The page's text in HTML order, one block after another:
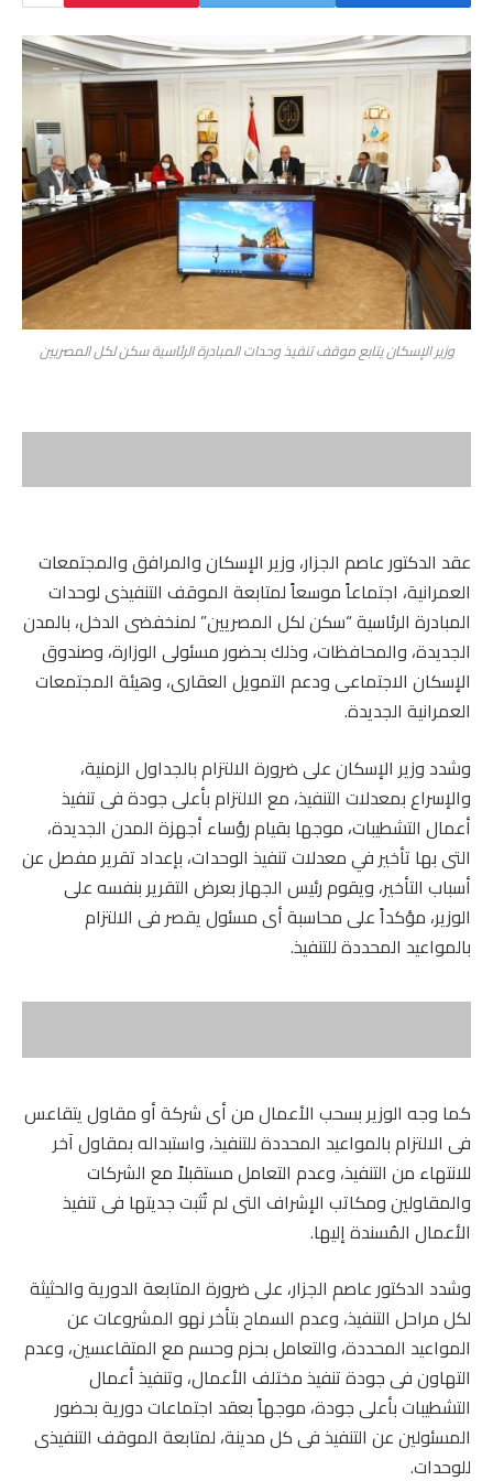
وزير الإسكان يتابع موقف تنفيذ وحدات المبادرة الرئاسية سكن لكل المصريين
عقد الدكتور عاصم الجزار، وزير الإسكان والمرافق والمجتمعات
العمرانية، اجتماعاً موسعاً لمتابعة الموقف التنفيذى لوحدات
المبادرة الرئاسية “سكن لكل المصريين” لمنخفضى الدخل، بالمدن
الجديدة، والمحافظات، وذلك بحضور مسئولى الوزارة، وصندوق
الإسكان الاجتماعى ودعم التمويل العقارى، وهيئة المجتمعات
العمرانية الجديدة.
وشدد وزير الإسكان على ضرورة الالتزام بالجداول الزمنية،
والإسراع بمعدلات التنفيذ، مع الالتزام بأعلى جودة فى تنفيذ
أعمال التشطيبات، موجها بقيام رؤساء أجهزة المدن الجديدة،
التى بها تأخير في معدلات تنفيذ الوحدات، بإعداد تقرير مفصل عن
أسباب التأخير، ويقوم رئيس الجهاز بعرض التقرير بنفسه على
الوزير، مؤكداً على محاسبة أى مسئول يقصر فى الالتزام
بالمواعيد المحددة للتنفيذ.
كما وجه الوزير بسحب الأعمال من أى شركة أو مقاول يتقاعس
فى الالتزام بالمواعيد المحددة للتنفيذ، واستبداله بمقاول آخر
للانتهاء من التنفيذ، وعدم التعامل مستقبلاً مع الشركات
والمقاولين ومكاتب الإشراف التى لم تُثبت جديتها فى تنفيذ
الأعمال المُسندة إليها.
وشدد الدكتور عاصم الجزار، على ضرورة المتابعة الدورية والحثيثة
لكل مراحل التنفيذ، وعدم السماح بتأخر نهو المشروعات عن
المواعيد المحددة، والتعامل بحزم وحسم مع المتقاعسين، وعدم
التهاون فى جودة تنفيذ مختلف الأعمال، وتنفيذ أعمال
التشطيبات بأعلى جودة، موجهاً بعقد اجتماعات دورية بحضور
المسئولين عن التنفيذ فى كل مدينة، لمتابعة الموقف التنفيذى
للوحدات.